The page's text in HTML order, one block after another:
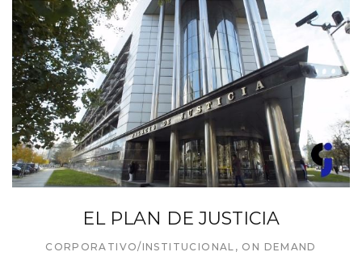
EL PLAN DE JUSTICIA
CORPORATIVO/INSTITUCIONAL , ON DEMAND